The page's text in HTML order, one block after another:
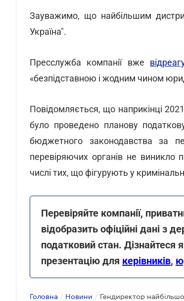
Зауважимо, що найбільшим
Україна".
Пресслужба компанії вже
«безпідставною і жодним чином
Повідомляється, що наприкінці
було проведено планову
бюджетного законодавства за
перевіряючих органів не виникло
числі тих, що фігурують у
Перевіряйте компанії,
відобразить офіційні дані з
податковий стан. Дізнайтеся
презентацію для керівників,
Головна / Новини /